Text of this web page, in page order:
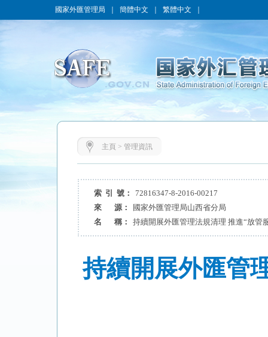
國家外匯管理局 簡體中文 繁體中文
主頁 > 管理資訊
索 引 號：
72816347-8-2016-00217
來 源：
國家外匯管理局山西省分局
名 稱：
持續開展外匯管理法規清理 推進“放管
持續開展外匯管